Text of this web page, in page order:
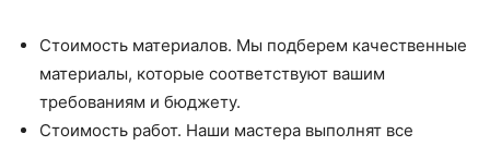
Стоимость материалов. Мы подберем качественные
материалы, которые соответствуют вашим
требованиям и бюджету.
Стоимость работ. Наши мастера выполнят все